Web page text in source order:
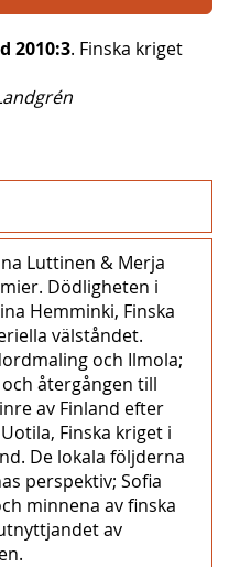
2010:3. Finska kriget
Luttinen & Merja
Dödligheten i
Hemminki, Finska
välståndet.
och Ilmola;
återgången till
av Finland efter
Finska kriget i
De lokala följderna
perspektiv; Sofia
minnena av finska
av